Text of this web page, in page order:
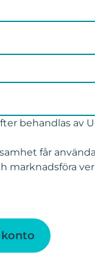
behandlas av
får
marknadsföra